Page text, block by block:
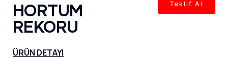
HORTUM
REKORU
Teklif Al
ÜRÜN DETAYI